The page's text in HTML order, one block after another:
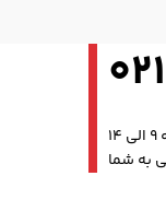
به شما